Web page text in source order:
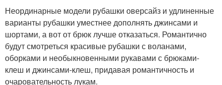
Неординарные модели рубашки оверсайз и удлиненные
варианты рубашки уместнее дополнять джинсами и
шортами, а вот от брюк лучше отказаться. Романтично
будут смотреться красивые рубашки с воланами,
оборками и необыкновенными рукавами с брюками-
клеш и джинсами-клеш, придавая романтичность и
очаровательность лукам.